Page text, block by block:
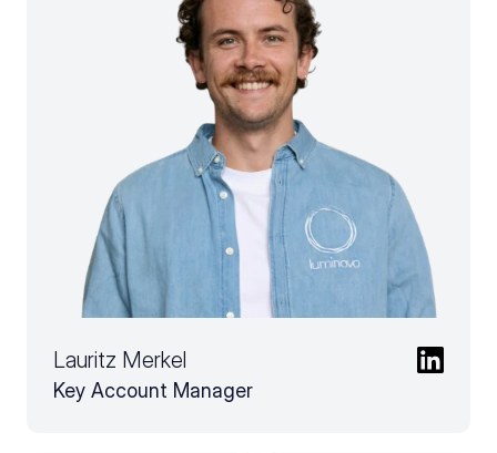
Lauritz Merkel
Key Account Manager